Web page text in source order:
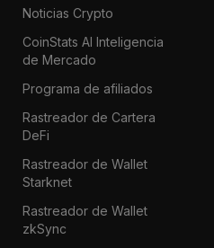
Noticias Crypto
CoinStats AI Inteligencia
de Mercado
Programa de afiliados
Rastreador de Cartera
DeFi
Rastreador de Wallet
Starknet
Rastreador de Wallet
zkSync